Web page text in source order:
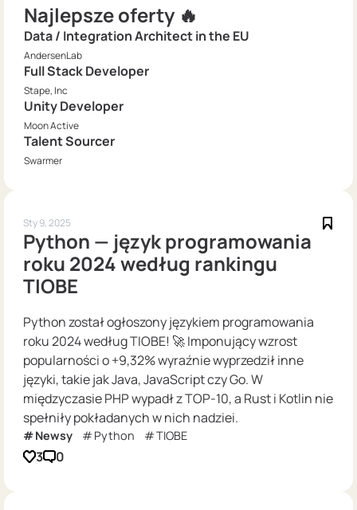
Najlepsze oferty 🔥
Data / Integration Architect in the EU
AndersenLab
Full Stack Developer
Stape, Inc
Unity Developer
Moon Active
Talent Sourcer
Swarmer
Sty 9, 2025
Python — język programowania
roku 2024 według rankingu
TIOBE
Python został ogłoszony językiem programowania
roku 2024 według TIOBE! 🚀 Imponujący wzrost
popularności o +9,32% wyraźnie wyprzedził inne
języki, takie jak Java, JavaScript czy Go. W
międzyczasie PHP wypadł z TOP-10, a Rust i Kotlin nie
spełniły pokładanych w nich nadziei.
Newsy Python TIOBE
3 0